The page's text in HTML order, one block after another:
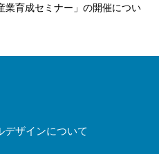
業育成セミナー」の開催につい
デザインについて